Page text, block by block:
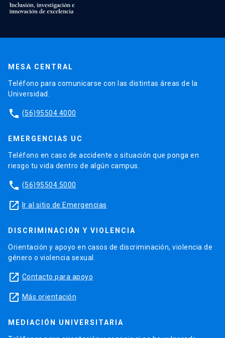
MESA CENTRAL
Teléfono para comunicarse con las distintas áreas de la
Universidad.
phone (56)95504 4000
EMERGENCIAS UC
Teléfono en caso de accidente o situación que ponga en
riesgo tu vida dentro de algún campus.
phone (56)95504 5000
launch Ir al sitio de Emergencias
DISCRIMINACIÓN Y VIOLENCIA
Orientación y apoyo en casos de discriminación, violencia de
género o violencia sexual.
launch Contacto para apoyo
launch Más orientación
MEDIACIÓN UNIVERSITARIA